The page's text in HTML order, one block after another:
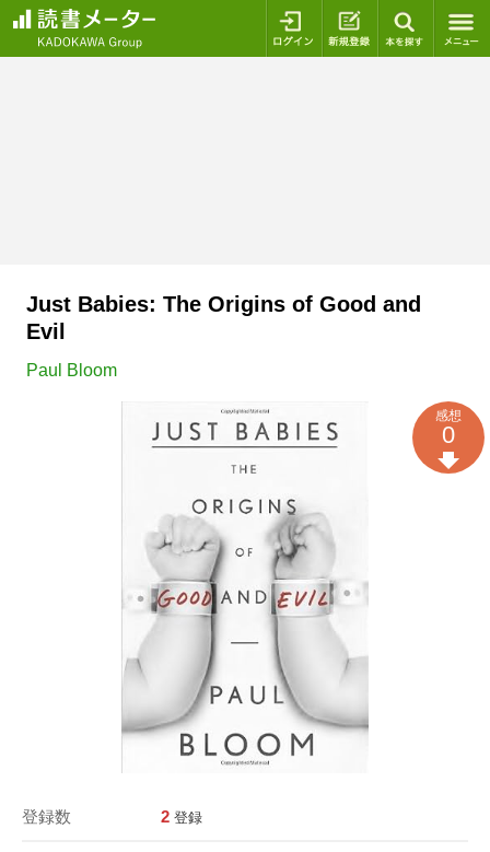
ログイン 新規登録
Just Babies: The Origins of Good and
Evil
Paul Bloom
登録数 2 登録
感想
0